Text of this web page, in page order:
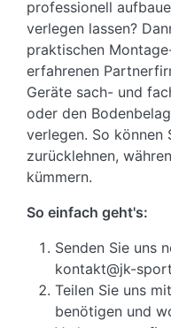
professionell
verlegen lassen?
praktischen
erfahrenen
Geräte sach- und
oder den
verlegen. So können
zurücklehnen,
kümmern.
So einfach geht's:
Senden Sie uns
kontakt@jk-
Teilen Sie uns
benötigen und